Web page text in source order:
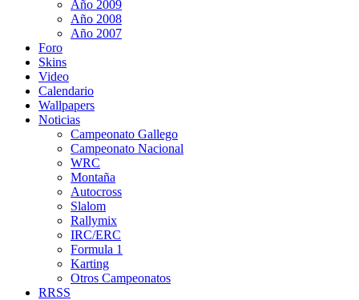
Año 2009
Año 2008
Año 2007
Foro
Skins
Video
Calendario
Wallpapers
Noticias
Campeonato Gallego
Campeonato Nacional
WRC
Montaña
Autocross
Slalom
Rallymix
IRC/ERC
Formula 1
Karting
Otros Campeonatos
RRSS